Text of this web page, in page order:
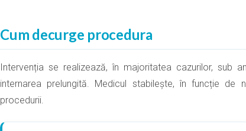
Cum decurge procedura
Intervenția se realizează, în majoritatea cazurilor, sub
internarea prelungită. Medicul stabilește, în funcție de
procedurii.